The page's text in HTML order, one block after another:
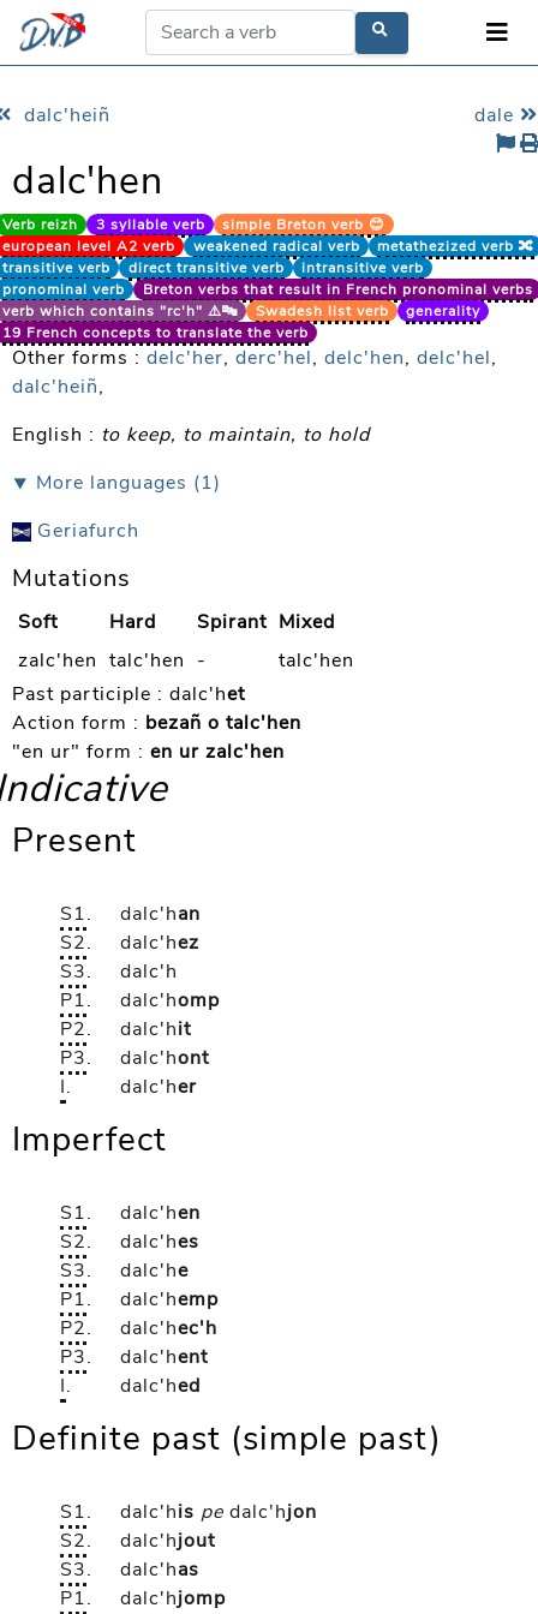
dalc'heiñ dale
dalc'hen
Verb reizh 3 syllable verb
simple Breton verb 😊
european level A2 verb
weakened radical verb
metathezized verb 🔀
transitive verb
direct transitive verb
intransitive verb
pronominal verb
Breton verbs that result in French pronominal verbs
verb which contains "rc'h" ⚠️🔤
Swadesh list verb
generality
19 French concepts to translate the verb
Other forms : delc'her, derc'hel, delc'hen, delc'hel,
dalc'heiñ,
English : to keep, to maintain, to hold
⯆ More languages (1)
Geriafurch
Mutations
Soft Hard Spirant Mixed
zalc'hen talc'hen -
talc'hen
Past participle : dalc'het
Action form : bezañ o talc'hen
"en ur" form : en ur zalc'hen
Present
S1. dalc'han
S2. dalc'hez
S3.
dalc'h
P1. dalc'homp
P2. dalc'hit
P3. dalc'hont
I. dalc'her
Imperfect
S1. dalc'hen
S2. dalc'hes
S3. dalc'he
P1. dalc'hemp
P2. dalc'hec'h
P3. dalc'hent
I. dalc'hed
Definite past (simple past)
S1. dalc'his pe dalc'hjon
S2. dalc'hjout
S3. dalc'has
P1. dalc'hjomp